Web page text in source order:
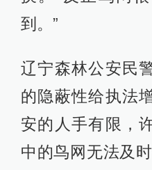
到。”
辽宁森林公安民
的隐蔽性给执法
安的人手有限，
中的鸟网无法及